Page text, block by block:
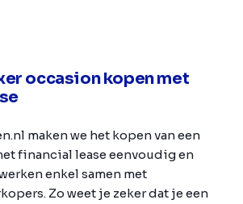
occasion kopen met
maken we het kopen van een
financial lease eenvoudig en
enkel samen met
Zo weet je zeker dat je een